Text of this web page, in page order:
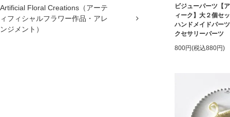
Artificial Floral Creations（アーテ
ィフィシャルフラワー作品・アレ
ンジメント）
ビジューパーツ【
ィーク】大２個
ハンドメイドパー
クセサリーパーツ
800円(税込880円)